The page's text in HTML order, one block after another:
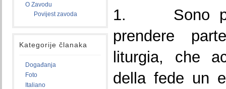
O Zavodu
Povijest zavoda
Kategorije članaka
Događanja
Foto
Italiano
1. Sono
prendere
liturgia, che
della fede un